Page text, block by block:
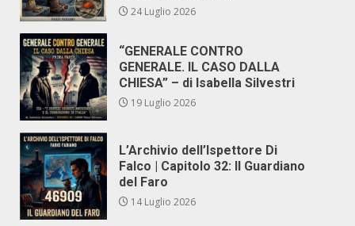
24 Luglio 2026
“GENERALE CONTRO
GENERALE. IL CASO DALLA
CHIESA” – di Isabella Silvestri
19 Luglio 2026
L’Archivio dell’Ispettore Di
Falco | Capitolo 32: Il Guardiano
del Faro
14 Luglio 2026